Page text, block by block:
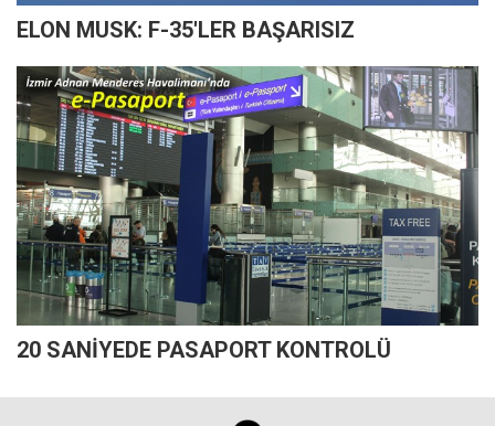
ELON MUSK: F-35'LER BAŞARISIZ
20 SANİYEDE PASAPORT KONTROLÜ